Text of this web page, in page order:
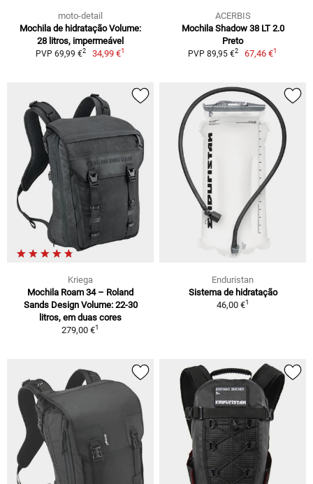
moto-detail
Mochila de hidratação Volume:
28 litros, impermeável
PVP 69,99 €2 34,99 €1
ACERBIS
Mochila Shadow 38 LT 2.0
Preto
PVP 89,95 €2 67,46 €1
Kriega
Mochila Roam 34 – Roland
Sands Design Volume: 22-30
litros, em duas cores
279,00 €1
Enduristan
Sistema de hidratação
46,00 €1